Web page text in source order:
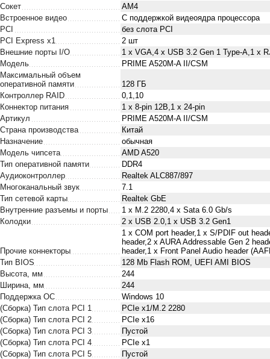
Сокет
AM4
Встроенное видео
С поддержкой видеоядра процессора
PCI
без слота PCI
PCI Express x1
2 шт
Внешние порты I/O
1 x VGA,4 x USB 3.2 Gen 1 Type-A,1 x
Модель
PRIME A520M-A II/CSM
Максимальный объем
оперативной памяти
128 ГБ
Контроллер RAID
0,1,10
Коннектор питания
1 x 8-pin 12В,1 x 24-pin
Артикул
PRIME A520M-A II/CSM
Страна производства
Китай
Назначение
обычная
Модель чипсета
AMD A520
Тип оперативной памяти
DDR4
Аудиоконтроллер
Realtek ALC887/897
Многоканальный звук
7.1
Тип сетевой карты
Realtek GbE
Внутренние разъемы и порты
1 x M.2 2280,4 x Sata 6.0 Gb/s
Колодки
2 x USB 2.0,1 x USB 3.2 Gen1
Прочие коннекторы
1 x COM port header,1 x S/PDIF out
header,2 x AURA Addressable Gen 2
header,1 x Front Panel Audio header
Тип BIOS
128 Mb Flash ROM, UEFI AMI BIOS
Высота, мм
244
Ширина, мм
244
Поддержка ОС
Windows 10
(Сборка) Тип слота PCI 1
PCIe x1/M.2 2280
(Сборка) Тип слота PCI 2
PCIe x16
(Сборка) Тип слота PCI 3
Пустой
(Сборка) Тип слота PCI 4
PCIe x1
(Сборка) Тип слота PCI 5
Пустой